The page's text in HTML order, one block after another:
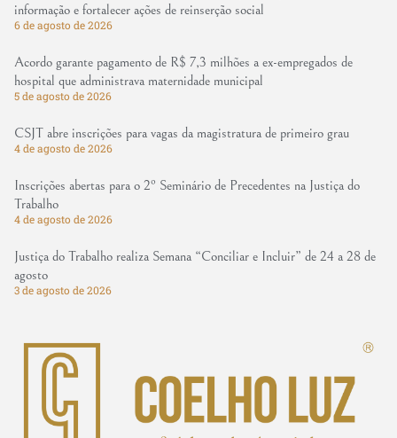
informação e fortalecer ações de reinserção social
6 de agosto de 2026
Acordo garante pagamento de R$ 7,3 milhões a ex-empregados de
hospital que administrava maternidade municipal
5 de agosto de 2026
CSJT abre inscrições para vagas da magistratura de primeiro grau
4 de agosto de 2026
Inscrições abertas para o 2º Seminário de Precedentes na Justiça do
Trabalho
4 de agosto de 2026
Justiça do Trabalho realiza Semana “Conciliar e Incluir” de 24 a 28 de
agosto
3 de agosto de 2026